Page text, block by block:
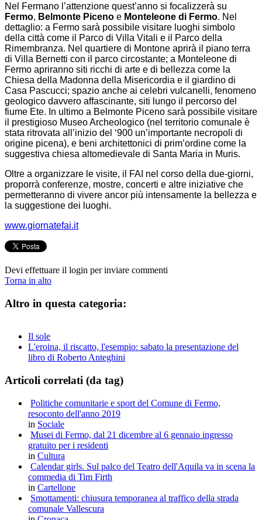
Nel Fermano l’attenzione quest’anno si focalizzerà su
Fermo, Belmonte Piceno e Monteleone di Fermo. Nel
dettaglio: a Fermo sarà possibile visitare luoghi simbolo
della città come il Parco di Villa Vitali e il Parco della
Rimembranza. Nel quartiere di Montone aprirà il piano terra
di Villa Bernetti con il parco circostante; a Monteleone di
Fermo apriranno siti ricchi di arte e di bellezza come la
Chiesa della Madonna della Misericordia e il giardino di
Casa Pascucci; spazio anche ai celebri vulcanelli, fenomeno
geologico davvero affascinante, siti lungo il percorso del
fiume Ete. In ultimo a Belmonte Piceno sarà possibile visitare
il prestigioso Museo Archeologico (nel territorio comunale è
stata ritrovata all’inizio del ‘900 un’importante necropoli di
origine picena), e beni architettonici di prim’ordine come la
suggestiva chiesa altomedievale di Santa Maria in Muris.
Oltre a organizzare le visite, il FAI nel corso della due-giorni,
proporrà conferenze, mostre, concerti e altre iniziative che
permetteranno di vivere ancor più intensamente la bellezza e
la suggestione dei luoghi.
www.giornatefai.it
Devi effettuare il login per inviare commenti
Torna in alto
Altro in questa categoria:
Il sole
L'eroina, il riscatto, l'esempio: sabato la presentazione del
libro di Roberto Anteghini
Articoli correlati (da tag)
Politiche comunitarie e sport del Comune di Fermo,
resoconto dell'anno 2019
in Sociale
Musei di Fermo, dal 21 dicembre al 6 gennaio ingresso
gratuito per i residenti
in Cultura
Calendar girls. Sul palco del Teatro dell'Aquila va in scena la
commedia di Tim Firth
in Cartellone
Smottamenti: chiusura temporanea al traffico della strada
comunale Vallescura